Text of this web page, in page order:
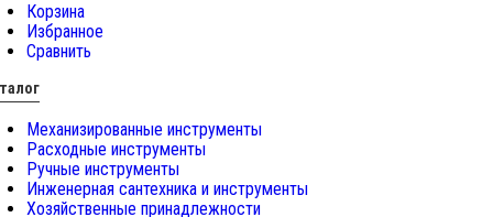
Корзина
Избранное
Сравнить
Механизированные инструменты
Расходные инструменты
Ручные инструменты
Инженерная сантехника и инструменты
Хозяйственные принадлежности